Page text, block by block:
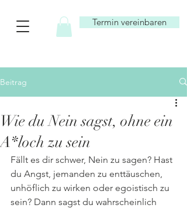
Termin vereinbaren
Beitrag
Wie du Nein sagst, ohne ein
A*loch zu sein
Fällt es dir schwer, Nein zu sagen? Hast
du Angst, jemanden zu enttäuschen,
unhöflich zu wirken oder egoistisch zu
sein? Dann sagst du wahrscheinlich